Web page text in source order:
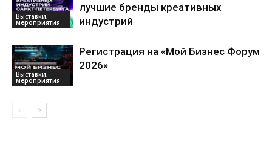
Выставки,
мероприятия
лучшие бренды креативных
индустрий
Выставки,
мероприятия
Регистрация на «Мой Бизнес Форум
2026»